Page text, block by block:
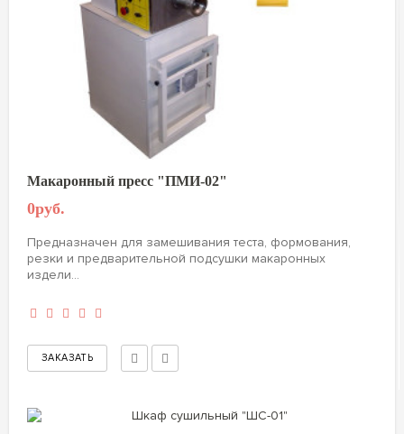
Макаронный пресс "ПМИ-02"
0руб.
Предназначен для замешивания теста, формования,
резки и предварительной подсушки макаронных
издели...